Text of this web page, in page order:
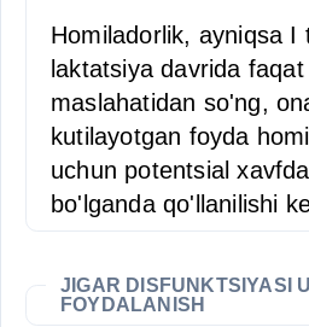
Homiladorlik, ayniqsa I
laktatsiya davrida
maslahatidan so'ng,
kutilayotgan foyda
uchun potentsial
bo'lganda qo'llanilishi
JIGAR DISFUNKTSIYASI
FOYDALANISH